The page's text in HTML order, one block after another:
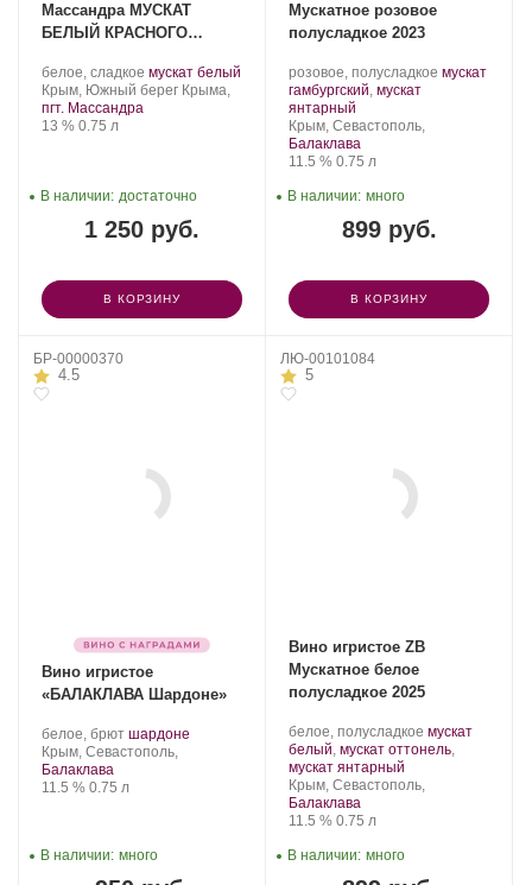
Массандра МУСКАТ
БЕЛЫЙ КРАСНОГО
Производитель:
Массандра.
белое, сладкое .
Сорт
мускат белый
Регион:
Крым, Южный берег Крыма,
пгт. Массандра
Крепость
13 %. Объем
0.75 л
1 250 руб.
В наличии: достаточно
В КОРЗИНУ
Мускатное розовое
полусладкое 2023
Производитель:
Золотая
Балка.
розовое, полусладкое .мускат
гамбургский, мускат
янтарный
Регион:
Крым, Севастополь,
Балаклава
Крепость
11.5 %. Объем
0.75 л
899 руб.
В наличии: много
В КОРЗИНУ
БР-00000370
4.5
Вино игристое
«БАЛАКЛАВА Шардоне»
Производитель:
Золотая
Балка.
белое, брют .
Сорт
шардоне
Регион:
Крым, Севастополь,
Балаклава
Крепость
11.5 %. Объем
0.75 л
В наличии: много
ЛЮ-00101084
5
Вино игристое ZB
Мускатное белое
полусладкое 2025
Производитель:
Золотая
Балка.
белое, полусладкое .
Сорт
мускат
белый, мускат оттонель,
мускат янтарный
Регион:
Крым, Севастополь,
Балаклава
Крепость
11.5 %. Объем
0.75 л
В наличии: много